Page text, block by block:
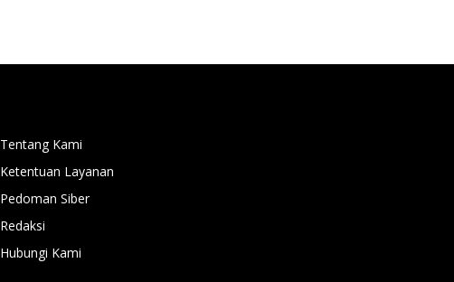
Tentang Kami
Ketentuan Layanan
Pedoman Siber
Redaksi
Hubungi Kami